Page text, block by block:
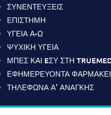
ΣΥΝΕΝΤΕΥΞΕΙΣ
ΕΠΙΣΤΗΜΗ
ΥΓΕΙΑ Α-Ω
ΨΥΧΙΚΗ ΥΓΕΙΑ
ΜΠΕΣ ΚΑΙ EΣΥ ΣΤΗ
ΕΦΗΜΕΡΕΥΟΝΤΑ
ΤΗΛΕΦΩΝΑ Α’ ΑΝΑΓΚΗΣ